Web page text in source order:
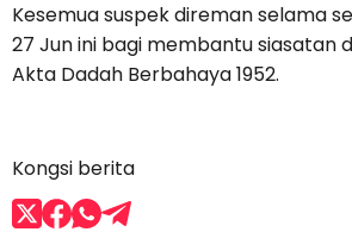
Kesemua suspek direman selama
27 Jun ini bagi membantu siasatan
Akta Dadah Berbahaya 1952.
Kongsi berita